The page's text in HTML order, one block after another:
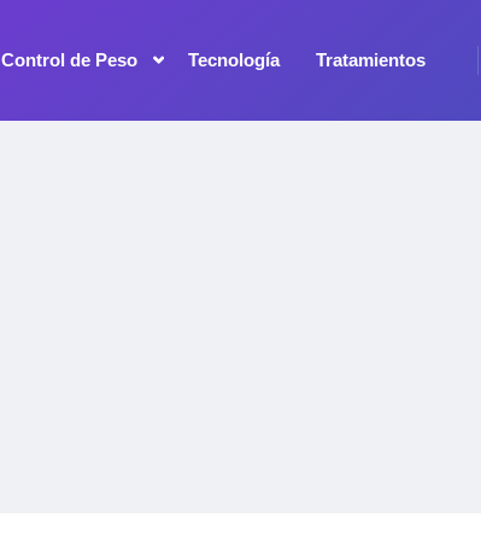
Control de Peso Tecnología Tratamientos